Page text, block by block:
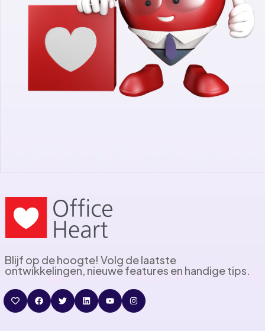
Blijf op de hoogte! Volg de laatste
ontwikkelingen, nieuwe features en handige tips.